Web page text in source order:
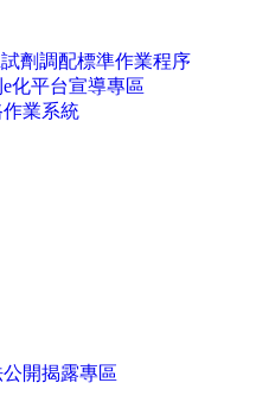
劑調配標準作業程序
化平台宣導專區
業系統
開揭露專區